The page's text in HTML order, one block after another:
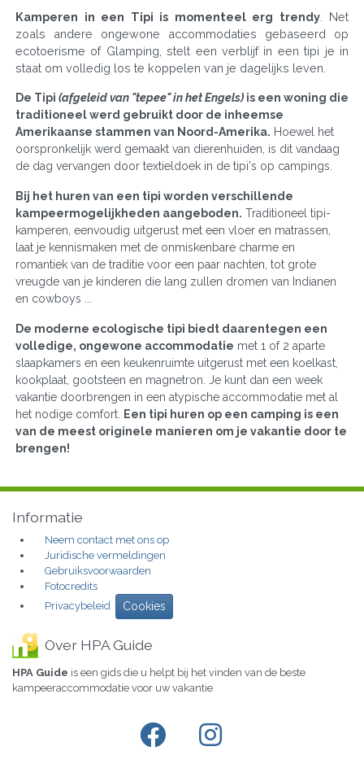
Kamperen in een Tipi is momenteel erg trendy. Net
zoals andere ongewone accommodaties gebaseerd op
ecotoerisme of Glamping, stelt een verblijf in een tipi je in
staat om volledig los te koppelen van je dagelijks leven.
De Tipi (afgeleid van "tepee" in het Engels) is een woning die
traditioneel werd gebruikt door de inheemse
Amerikaanse stammen van Noord-Amerika. Hoewel het
oorspronkelijk werd gemaakt van dierenhuiden, is dit vandaag
de dag vervangen door textieldoek in de tipi's op campings.
Bij het huren van een tipi worden verschillende
kampeermogelijkheden aangeboden. Traditioneel tipi-
kamperen, eenvoudig uitgerust met een vloer en matrassen,
laat je kennismaken met de onmiskenbare charme en
romantiek van de traditie voor een paar nachten, tot grote
vreugde van je kinderen die lang zullen dromen van Indianen
en cowboys ...
De moderne ecologische tipi biedt daarentegen een
volledige, ongewone accommodatie met 1 of 2 aparte
slaapkamers en een keukenruimte uitgerust met een koelkast,
kookplaat, gootsteen en magnetron. Je kunt dan een week
vakantie doorbrengen in een atypische accommodatie met al
het nodige comfort.
Een tipi huren op een camping is een
van de meest originele manieren om je vakantie door te
brengen!
Informatie
Neem contact met ons op
Juridische vermeldingen
Gebruiksvoorwaarden
Fotocredits
Privacybeleid
Cookies
Over HPA Guide
HPA Guide is een gids die u helpt bij het vinden van de beste
kampeeraccommodatie voor uw vakantie